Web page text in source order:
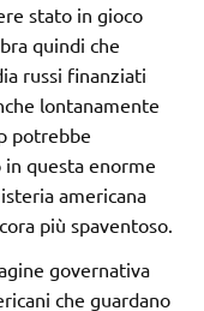
stato in gioco
quindi che
russi finanziati
lontanamente
potrebbe
questa enorme
americana
più spaventoso.
governativa
che guardano